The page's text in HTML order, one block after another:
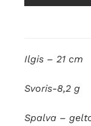
Ilgis – 21 cm
Svoris-8,2 g
Spalva –